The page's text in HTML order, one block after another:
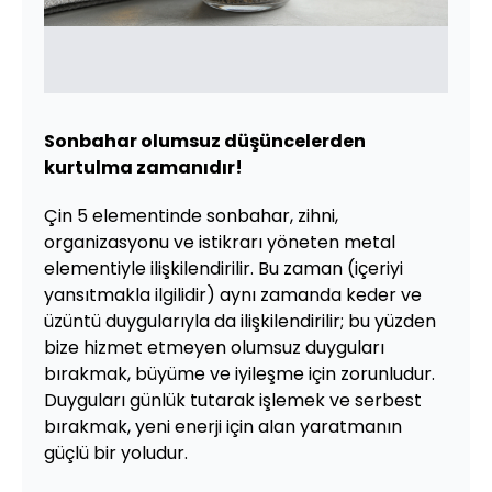
Sonbahar olumsuz düşüncelerden
kurtulma zamanıdır!
Çin 5 elementinde sonbahar, zihni,
organizasyonu ve istikrarı yöneten metal
elementiyle ilişkilendirilir. Bu zaman (içeriyi
yansıtmakla ilgilidir) aynı zamanda keder ve
üzüntü duygularıyla da ilişkilendirilir; bu yüzden
bize hizmet etmeyen olumsuz duyguları
bırakmak, büyüme ve iyileşme için zorunludur.
Duyguları günlük tutarak işlemek ve serbest
bırakmak, yeni enerji için alan yaratmanın
güçlü bir yoludur.